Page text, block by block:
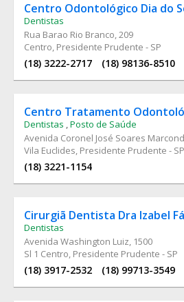
Centro Odontológico Dia do
Dentistas
Rua Barao Rio Branco, 209
Centro, Presidente Prudente - SP
(18) 3222-2717 (18) 98136-8510
Centro Tratamento
Dentistas ,Posto de Saúde
Avenida Coronel José Soares
Vila Euclides, Presidente Prudente - SP
(18) 3221-1154
Dentistas
Avenida Washington Luiz, 1500
Sl 1 Centro, Presidente Prudente - SP
(18) 3917-2532 (18) 99713-3549